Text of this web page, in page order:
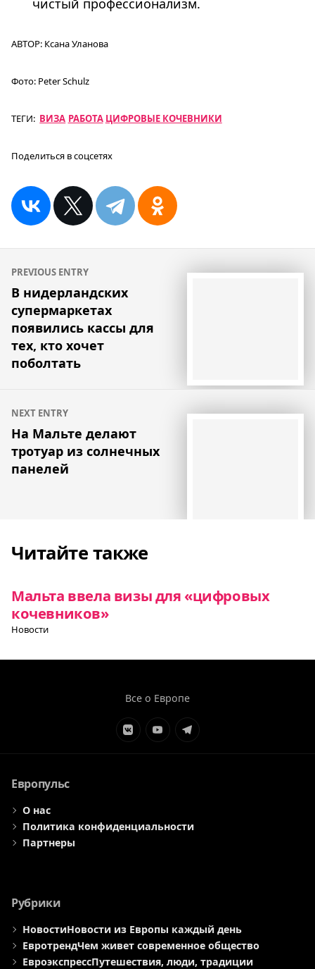
чистый профессионализм.
АВТОР: Ксана Уланова
Фото: Peter Schulz
ТЕГИ: ВИЗА РАБОТА ЦИФРОВЫЕ КОЧЕВНИКИ
Поделиться в соцсетях
Навигация
по
записям
PREVIOUS ENTRY
В нидерландских
супермаркетах
появились кассы для
тех, кто хочет
поболтать
NEXT ENTRY
На Мальте делают
тротуар из солнечных
панелей
Читайте также
Мальта ввела визы для «цифровых
кочевников»
Новости
Все о Европе
ЭлементЭлементЭлемент
Европульс
О нас
Политика конфиденциальности
Партнеры
Рубрики
НовостиНовости из Европы каждый день
ЕвротрендЧем живет современное общество
ЕвроэкспрессПутешествия, люди, традиции